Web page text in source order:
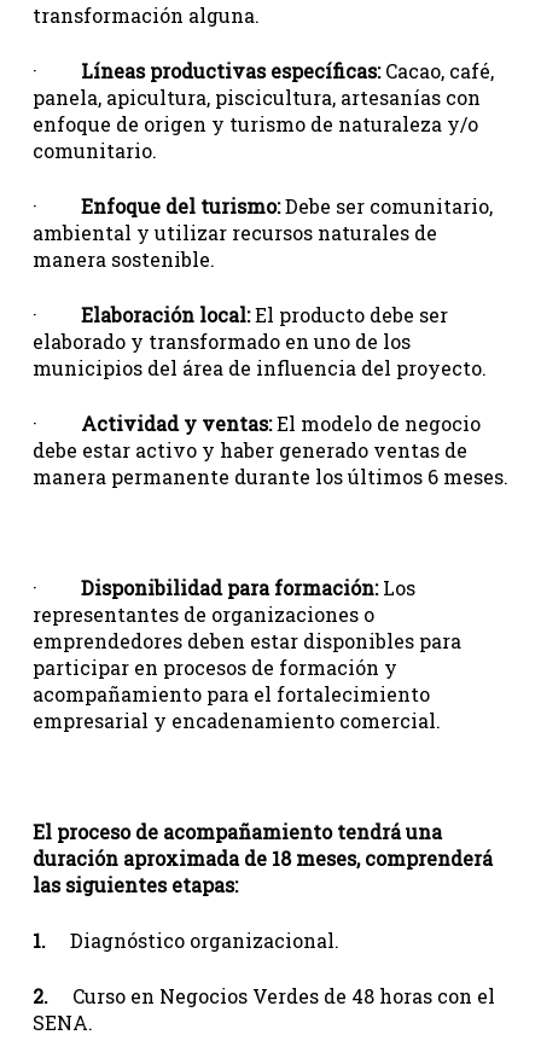
transformación alguna.
· Líneas productivas específicas:Cacao, café,
panela, apicultura, piscicultura, artesanías con
enfoque de origen y turismo de naturaleza y/o
comunitario.
· Enfoque del turismo:Debe ser comunitario,
ambiental y utilizar recursos naturales de
manera sostenible.
· Elaboración local:El producto debe ser
elaborado y transformado en uno de los
municipios del área de influencia del proyecto.
· Actividad y ventas:El modelo de negocio
debe estar activo y haber generado ventas de
manera permanente durante los últimos 6 meses.
· Disponibilidad para formación:Los
representantes de organizaciones o
emprendedores deben estar disponibles para
participar en procesos de formación y
acompañamiento para el fortalecimiento
empresarial y encadenamiento comercial.
El proceso de acompañamiento tendrá una
duración aproximada de 18 meses, comprenderá
las siguientes etapas:
1.Diagnóstico organizacional.
2.Curso en Negocios Verdes de 48 horas con el
SENA.